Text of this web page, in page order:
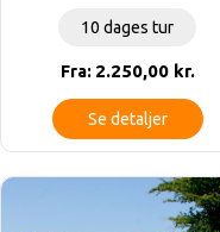
10 dages tur
Fra: 2.250,00 kr.
Se detaljer